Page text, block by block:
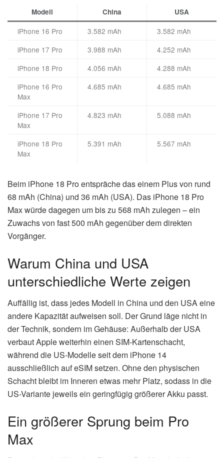
Modell China USA
iPhone 16 Pro 3.582 mAh
3.582 mAh
iPhone 17 Pro
3.988 mAh
4.252 mAh
iPhone 18 Pro
4.056 mAh
4.288 mAh
iPhone 16 Pro
Max
4.685 mAh 4.685 mAh
iPhone 17 Pro
Max
4.823 mAh 5.088 mAh
iPhone 18 Pro
Max
5.391 mAh 5.567 mAh
Beim iPhone 18 Pro entspräche das einem Plus von rund
68 mAh (China) und 36 mAh (USA). Das iPhone 18 Pro
Max würde dagegen um bis zu 568 mAh zulegen – ein
Zuwachs von fast 500 mAh gegenüber dem direkten
Vorgänger.
Warum China und USA
unterschiedliche Werte zeigen
Auffällig ist, dass jedes Modell in China und den USA eine
andere Kapazität aufweisen soll. Der Grund läge nicht in
der Technik, sondern im Gehäuse: Außerhalb der USA
verbaut Apple weiterhin einen SIM-Kartenschacht,
während die US-Modelle seit dem iPhone 14
ausschließlich auf eSIM setzen. Ohne den physischen
Schacht bleibt im Inneren etwas mehr Platz, sodass in die
US-Variante jeweils ein geringfügig größerer Akku passt.
Ein größerer Sprung beim Pro
Max